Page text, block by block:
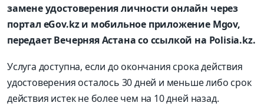
замене удостоверения личности онлайн через
портал eGov.kz и мобильное приложение Mgov,
передает Вечерняя Астана со ссылкой на Polisia.kz.
Услуга доступна, если до окончания срока действия
удостоверения осталось 30 дней и меньше либо срок
действия истек не более чем на 10 дней назад.